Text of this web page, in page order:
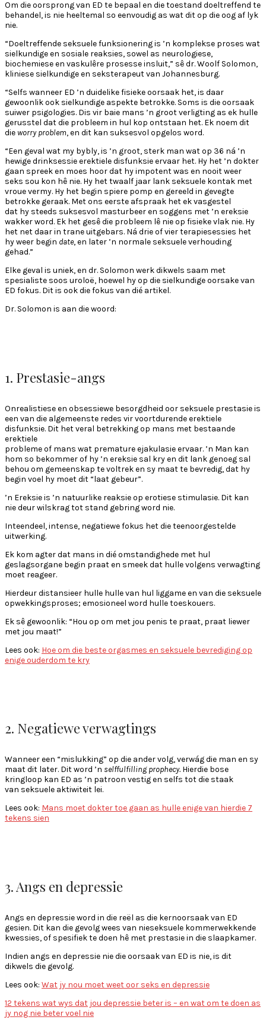
Om die oorsprong van ED te bepaal en die toestand doeltreffend te
behandel, is nie heeltemal so eenvoudig as wat dit op die oog af lyk
nie.
“Doeltreffende seksuele funksionering is ’n komplekse proses wat
sielkundige en sosiale reaksies, sowel as neurologiese,
biochemiese en vaskulêre prosesse insluit,” sê dr. Woolf Solomon,
kliniese sielkundige en seksterapeut van Johannesburg.
“Selfs wanneer ED ’n duidelike fisieke oorsaak het, is daar
gewoonlik ook sielkundige aspekte betrokke. Soms is die oorsaak
suiwer psigologies. Dis vir baie mans ’n groot verligting as ek hulle
gerusstel dat die probleem in hul kop ontstaan het. Ek noem dit
die worry problem, en dit kan suksesvol opgelos word.
“Een geval wat my bybly, is ’n groot, sterk man wat op 36 ná ’n
hewige drinksessie erektiele disfunksie ervaar het. Hy het ’n dokter
gaan spreek en moes hoor dat hy impotent was en nooit weer
seks sou kon hê nie. Hy het twaalf jaar lank seksuele kontak met
vroue vermy. Hy het begin spiere pomp en gereeld in gevegte
betrokke geraak. Met ons eerste afspraak het ek vasgestel
dat hy steeds suksesvol masturbeer en soggens met ’n ereksie
wakker word. Ek het gesê die probleem lê nie op fisieke vlak nie. Hy
het net daar in trane uitgebars. Ná drie of vier terapiesessies het
hy weer begin date, en later ’n normale seksuele verhouding
gehad.”
Elke geval is uniek, en dr. Solomon werk dikwels saam met
spesialiste soos uroloë, hoewel hy op die sielkundige oorsake van
ED fokus. Dit is ook die fokus van dié artikel.
Dr. Solomon is aan die woord:
1. Prestasie-angs
Onrealistiese en obsessiewe besorgdheid oor seksuele prestasie is
een van die algemeenste redes vir voortdurende erektiele
disfunksie. Dit het veral betrekking op mans met bestaande
erektiele
probleme of mans wat premature ejakulasie ervaar. ’n Man kan
hom so bekommer of hy ’n ereksie sal kry en dit lank genoeg sal
behou om gemeenskap te voltrek en sy maat te bevredig, dat hy
begin voel hy moet dit “laat gebeur”.
’n Ereksie is ’n natuurlike reaksie op erotiese stimulasie. Dit kan
nie deur wilskrag tot stand gebring word nie.
Inteendeel, intense, negatiewe fokus het die teenoorgestelde
uitwerking.
Ek kom agter dat mans in dié omstandighede met hul
geslagsorgane begin praat en smeek dat hulle volgens verwagting
moet reageer.
Hierdeur distansieer hulle hulle van hul liggame en van die seksuele
opwekkingsproses; emosioneel word hulle toeskouers.
Ek sê gewoonlik: “Hou op om met jou penis te praat, praat liewer
met jou maat!”
Lees ook: Hoe om die beste orgasmes en seksuele bevrediging op
enige ouderdom te kry
2. Negatiewe verwagtings
Wanneer een “mislukking” op die ander volg, verwág die man en sy
maat dit later. Dit word ’n selffulfilling prophecy. Hierdie bose
kringloop kan ED as ’n patroon vestig en selfs tot die staak
van seksuele aktiwiteit lei.
Lees ook: Mans moet dokter toe gaan as hulle enige van hierdie 7
tekens sien
3. Angs en depressie
Angs en depressie word in die reël as die kernoorsaak van ED
gesien. Dit kan die gevolg wees van nieseksuele kommerwekkende
kwessies, of spesifiek te doen hê met prestasie in die slaapkamer.
Indien angs en depressie nie die oorsaak van ED is nie, is dit
dikwels die gevolg.
Lees ook: Wat jy nou moet weet oor seks en depressie
12 tekens wat wys dat jou depressie beter is – en wat om te doen as
jy nog nie beter voel nie